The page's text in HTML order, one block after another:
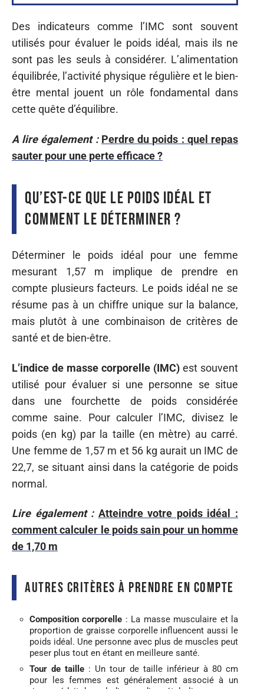
Des indicateurs comme l’IMC sont souvent
utilisés pour évaluer le poids idéal, mais ils ne
sont pas les seuls à considérer. L’alimentation
équilibrée, l’activité physique régulière et le bien-
être mental jouent un rôle fondamental dans
cette quête d’équilibre.
A lire également : Perdre du poids : quel repas
sauter pour une perte efficace ?
Qu’est-ce que le poids idéal et
comment le déterminer ?
Déterminer le poids idéal pour une femme
mesurant 1,57 m implique de prendre en
compte plusieurs facteurs. Le poids idéal ne se
résume pas à un chiffre unique sur la balance,
mais plutôt à une combinaison de critères de
santé et de bien-être.
L’indice de masse corporelle (IMC) est souvent
utilisé pour évaluer si une personne se situe
dans une fourchette de poids considérée
comme saine. Pour calculer l’IMC, divisez le
poids (en kg) par la taille (en mètre) au carré.
Une femme de 1,57 m et 56 kg aurait un IMC de
22,7, se situant ainsi dans la catégorie de poids
normal.
Lire également : Atteindre votre poids idéal :
comment calculer le poids sain pour un homme
de 1,70 m
Autres critères à prendre en compte
Composition corporelle : La masse musculaire et la
proportion de graisse corporelle influencent aussi le
poids idéal. Une personne avec plus de muscles peut
peser plus tout en étant en meilleure santé.
Tour de taille : Un tour de taille inférieur à 80 cm
pour les femmes est généralement associé à un